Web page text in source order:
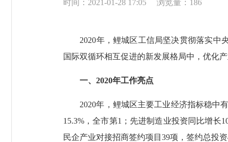
时间：2021-01-28 17:05 浏览量： 186
2020年，鲤城区工信局坚决贯彻落实中央
国际双循环相互促进的新发展格局中，优化
一、2020年工作亮点
2020年，鲤城区主要工业经济指标稳中有
15.3%，全市第1；先进制造业投资同比增长
民企产业对接招商签约项目39项，签约总投